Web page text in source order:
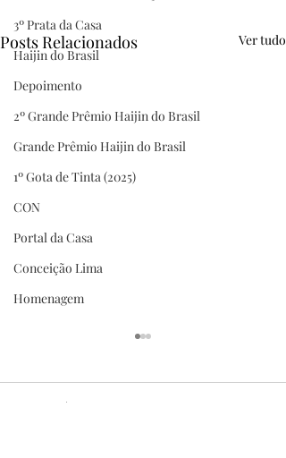
3º Prata da Casa
Haijin do Brasil
Depoimento
2º Grande Prêmio Haijin do Brasil
Grande Prêmio Haijin do Brasil
1º Gota de Tinta (2025)
CON
Portal da Casa
Conceição Lima
Homenagem
Posts Relacionados Ver tudo
Comentários